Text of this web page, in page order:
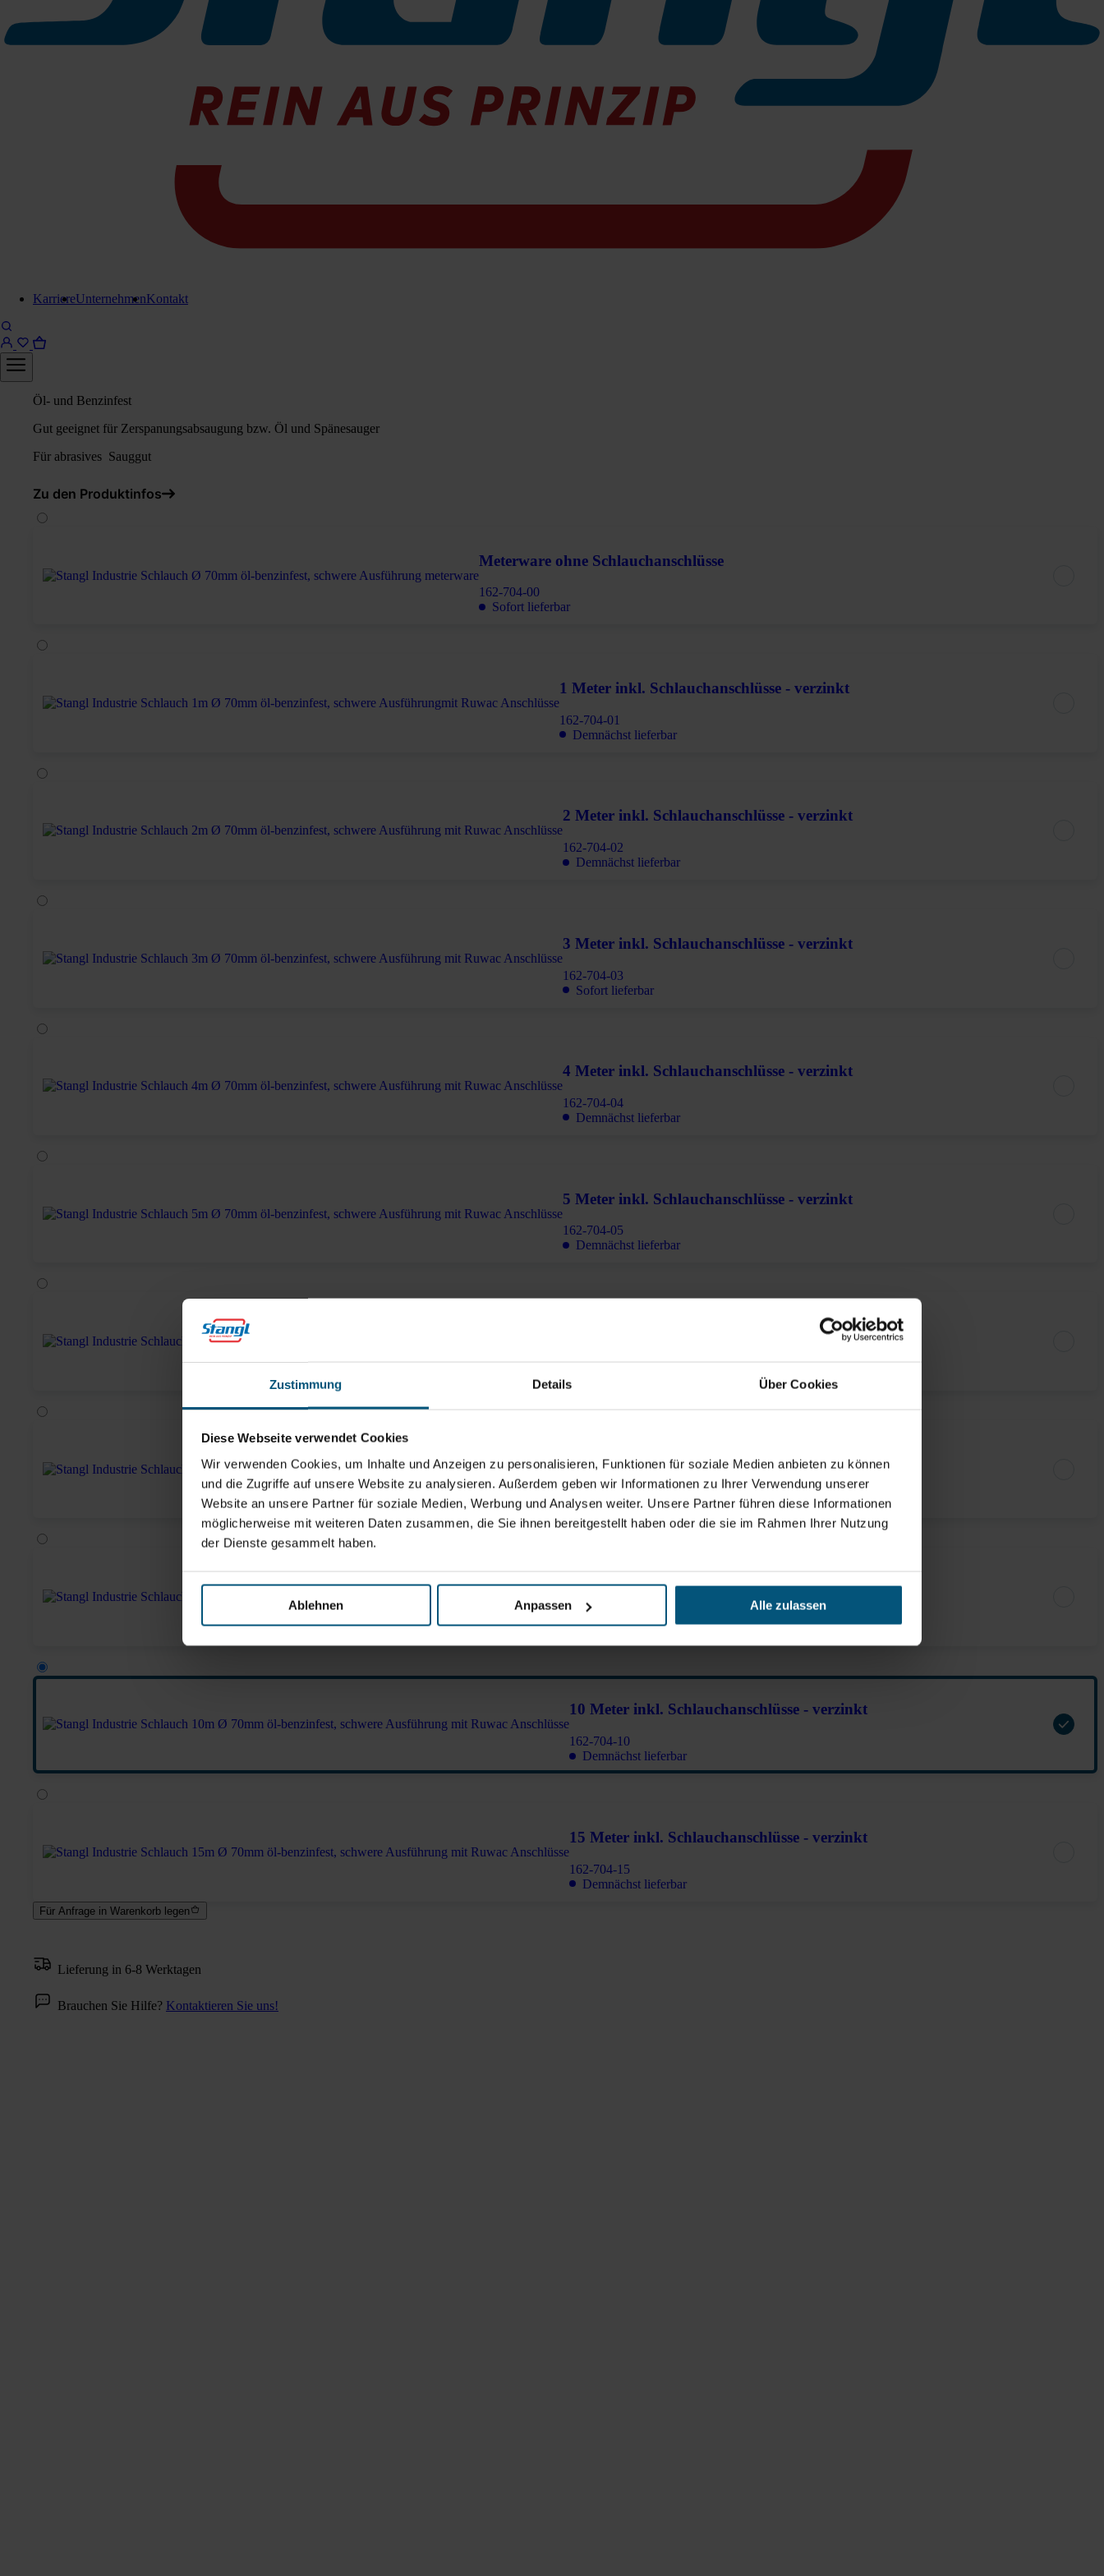
Zustimmung Details Über Cookies
Diese Webseite verwendet Cookies
Wir verwenden Cookies, um Inhalte und Anzeigen zu personalisieren, Funktionen für soziale Medien anbieten zu können
und die Zugriffe auf unsere Website zu analysieren. Außerdem geben wir Informationen zu Ihrer Verwendung unserer
Website an unsere Partner für soziale Medien, Werbung und Analysen weiter. Unsere Partner führen diese Informationen
möglicherweise mit weiteren Daten zusammen, die Sie ihnen bereitgestellt haben oder die sie im Rahmen Ihrer Nutzung
der Dienste gesammelt haben.
Ablehnen Anpassen Alle zulassen
KarriereUnternehmenKontakt
Ruwac Ind. Saugschlauch Ø
EX elektrisch leitend
Öl- und Benzinfest
Gut geeignet für Zerspanungsabsaugung bzw. Öl und Spänesauger
Für abrasives Sauggut
Zu den Produktinfos
Meterware ohne Schlauchanschlüsse
162-704-00
Sofort lieferbar
1 Meter inkl. Schlauchanschlüsse - verzinkt
162-704-01
Demnächst lieferbar
2 Meter inkl. Schlauchanschlüsse - verzinkt
162-704-02
Demnächst lieferbar
3 Meter inkl. Schlauchanschlüsse - verzinkt
162-704-03
Sofort lieferbar
4 Meter inkl. Schlauchanschlüsse - verzinkt
162-704-04
Demnächst lieferbar
5 Meter inkl. Schlauchanschlüsse - verzinkt
162-704-05
Demnächst lieferbar
6 Meter inkl. Schlauchanschlüsse - verzinkt
162-704-07
Demnächst lieferbar
8 Meter inkl. Schlauchanschlüsse - verzinkt
162-704-08
Demnächst lieferbar
10 Meter inkl. Schlauchanschlüsse - verzinkt
162-704-10
Demnächst lieferbar
15 Meter inkl. Schlauchanschlüsse - verzinkt
162-704-15
Demnächst lieferbar
Für Anfrage in Warenkorb legen
Lieferung in 6-8 Werktagen
Brauchen Sie Hilfe? Kontaktieren Sie uns!